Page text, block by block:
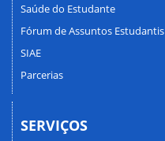
Saúde do Estudante
Fórum de Assuntos Estudantis
SIAE
Parcerias
SERVIÇOS